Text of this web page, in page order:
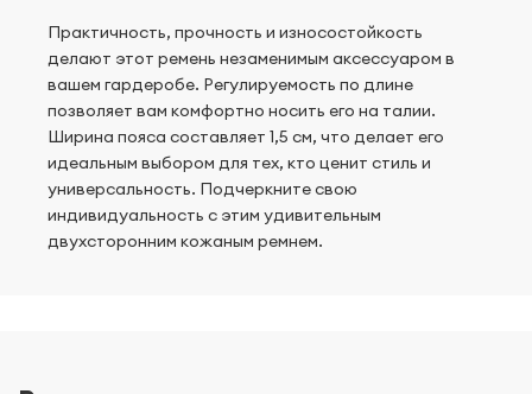
Практичность, прочность и износостойкость
делают этот ремень незаменимым аксессуаром в
вашем гардеробе. Регулируемость по длине
позволяет вам комфортно носить его на талии.
Ширина пояса составляет 1,5 см, что делает его
идеальным выбором для тех, кто ценит стиль и
универсальность. Подчеркните свою
индивидуальность с этим удивительным
двухсторонним кожаным ремнем.